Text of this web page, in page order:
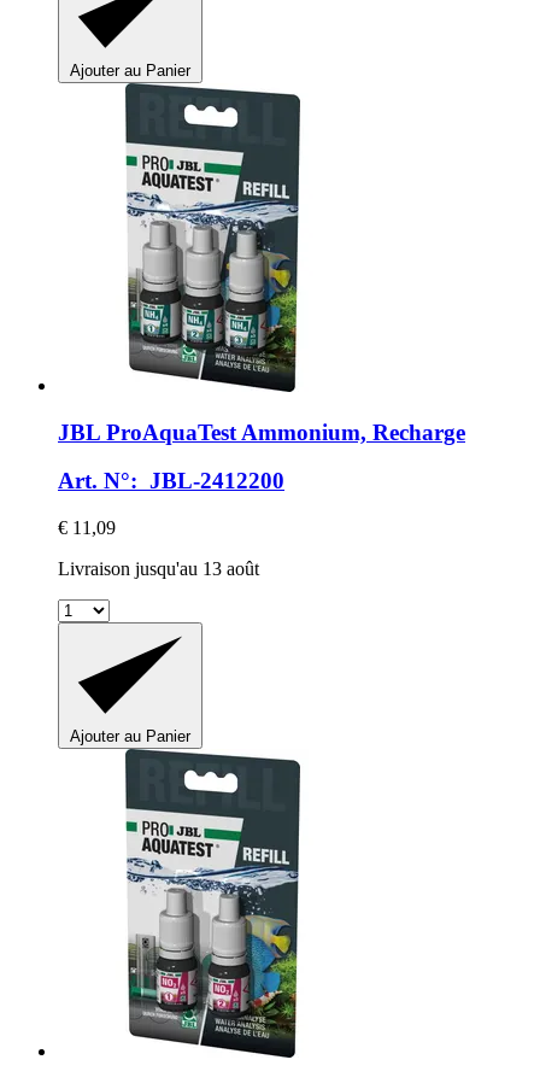
Ajouter au Panier
JBL ProAquaTest Ammonium, Recharge
Art. N°: JBL-2412200
€ 11,09
Livraison jusqu'au 13 août
Ajouter au Panier